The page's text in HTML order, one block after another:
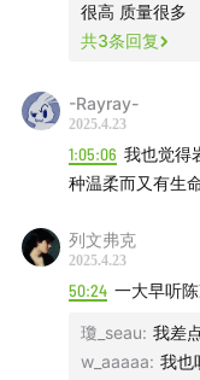
【内容提要】
引子 写作的决心
很高 质量很多
共3条回复
-Rayray-
2025.4.23
1:05:06 我也觉得
种温柔而又有生
列文弗克
2025.4.23
50:24 一大早听
瓊_seau: 我差
w_aaaaa: 我也